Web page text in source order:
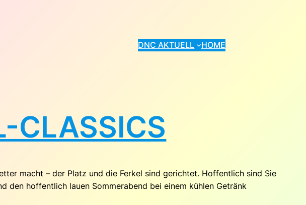
DNC AKTUELL HOME
CLASSICS
macht – der Platz und die Ferkel sind gerichtet. Hoffentlich sind Sie
den hoffentlich lauen Sommerabend bei einem kühlen Getränk